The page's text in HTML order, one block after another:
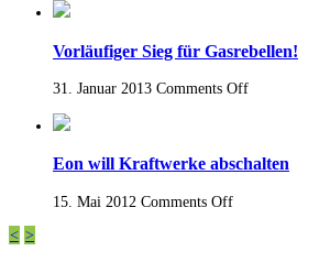
Vorläufiger Sieg für Gasrebellen!
31. Januar 2013 Comments Off
Eon will Kraftwerke abschalten
15. Mai 2012 Comments Off
< >